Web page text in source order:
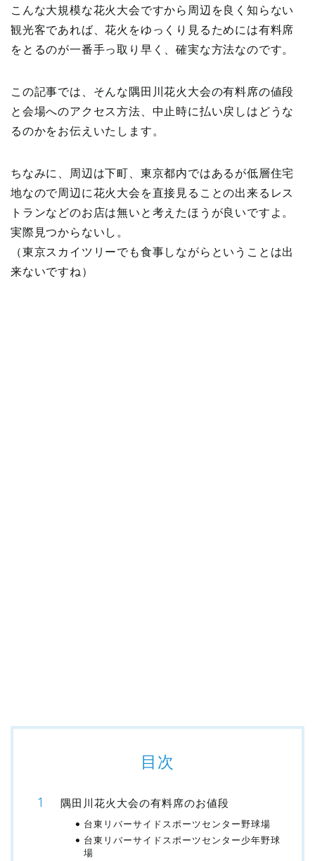
こんな大規模な花火大会ですから周辺を良く知らない
観光客であれば、花火をゆっくり見るためには有料席
をとるのが一番手っ取り早く、確実な方法なのです。
この記事では、そんな隅田川花火大会の有料席の値段
と会場へのアクセス方法、中止時に払い戻しはどうな
るのかをお伝えいたします。
ちなみに、周辺は下町、東京都内ではあるが低層住宅
地なので周辺に花火大会を直接見ることの出来るレス
トランなどのお店は無いと考えたほうが良いですよ。
実際見つからないし。
（東京スカイツリーでも食事しながらということは出
来ないですね）
目次
隅田川花火大会の有料席のお値段
台東リバーサイドスポーツセンター野球場
台東リバーサイドスポーツセンター少年野球
場